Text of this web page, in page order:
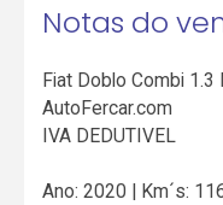
Notas do
Fiat Doblo Combi
AutoFercar.com
IVA DEDUTIVEL
Ano: 2020 | Km´s: